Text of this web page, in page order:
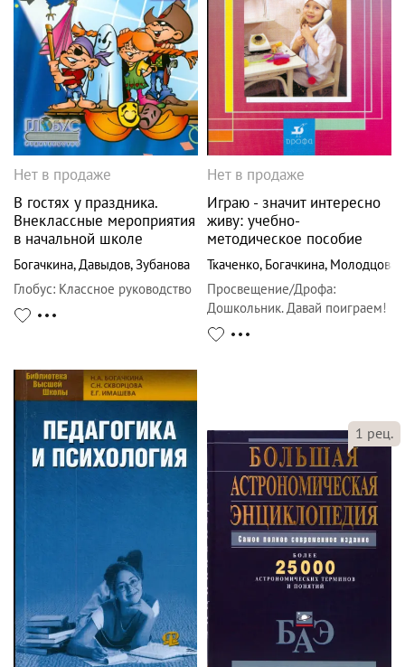
Нет в продаже
В гостях у праздника.
Внеклассные мероприятия
в начальной школе
Богачкина,Давыдов,Зубанова
Глобус: Классное руководство
Нет в продаже
Играю - значит интересно
живу: учебно-
методическое пособие
Ткаченко, Богачкина, Молодцова
Просвещение/Дрофа:
Дошкольник. Давай поиграем!
1 рец.